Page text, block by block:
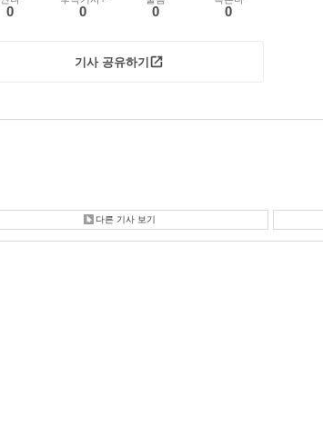
0 0 0 0
기사 공유하기
다른 기사 보기